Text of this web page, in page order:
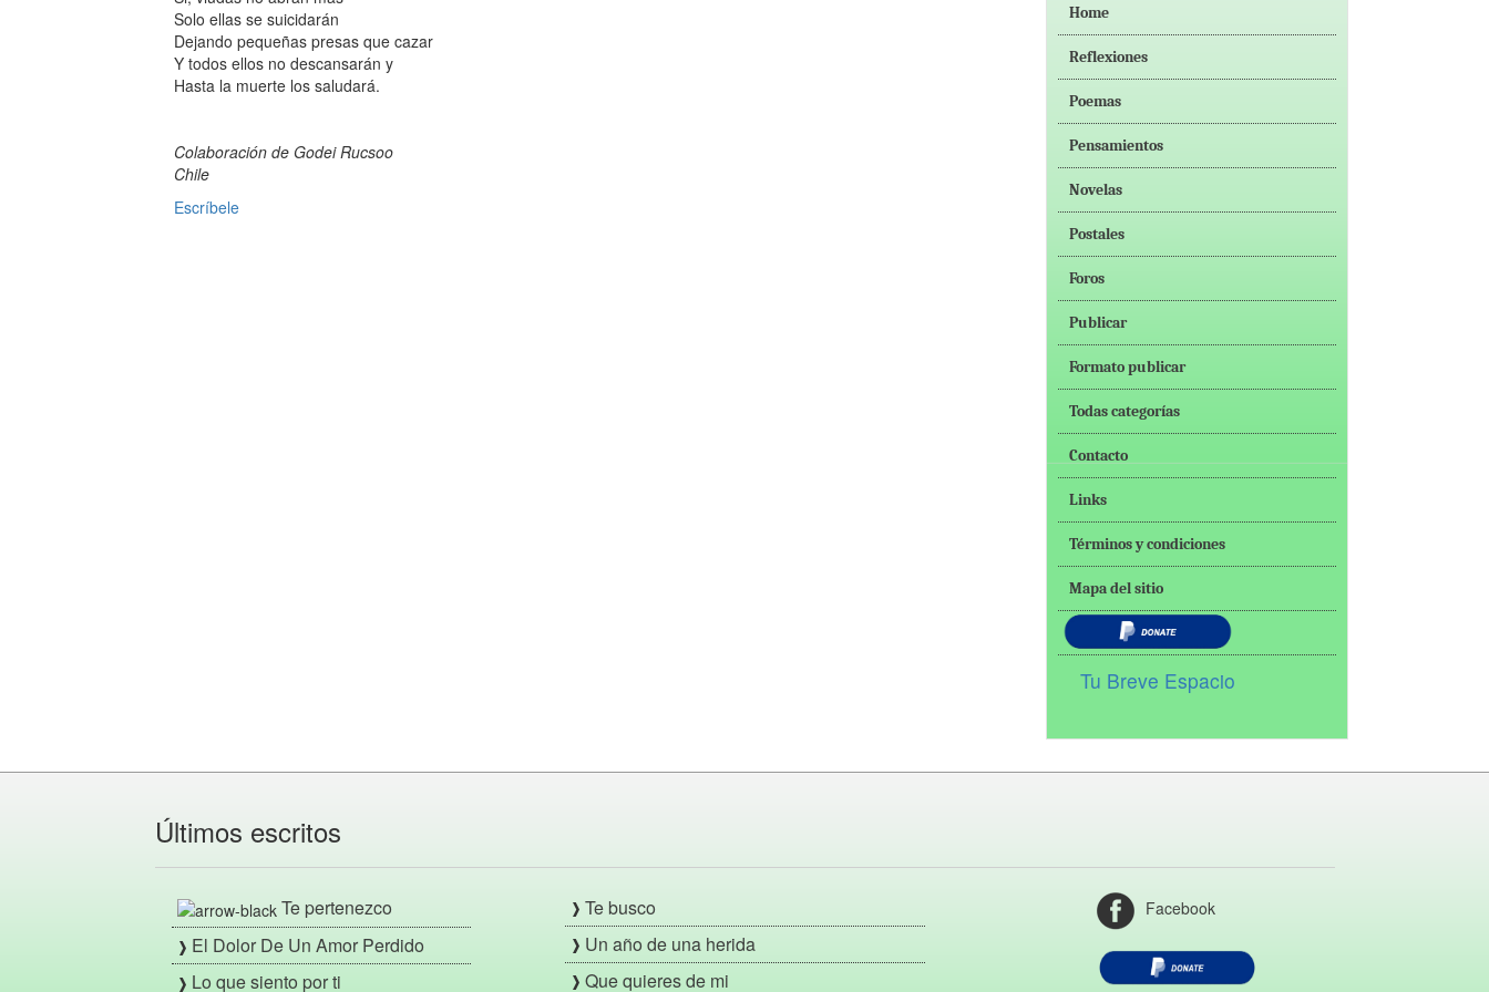
Solo ellas se suicidarán
Dejando pequeñas presas que cazar
Y todos ellos no descansarán y
Hasta la muerte los saludará.
Colaboración de Godei Rucsoo
Chile
Escríbele
Home
Reflexiones
Poemas
Pensamientos
Novelas
Postales
Foros
Publicar
Formato publicar
Todas categorías
Contacto
Links
Términos y condiciones
Mapa del sitio
Tu Breve Espacio
Últimos escritos
Te pertenezco
El Dolor De Un Amor Perdido
Lo que siento por ti
Te busco
Un año de una herida
Que quieres de mi
Facebook